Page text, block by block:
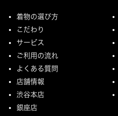
着物の選び方
こだわり
サービス
ご利用の流れ
よくある質問
店舗情報
渋谷本店
銀座店